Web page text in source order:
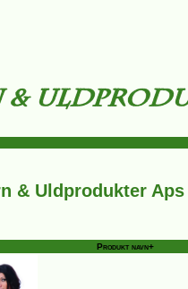
& Uldprodukter Aps
Produkt navn+